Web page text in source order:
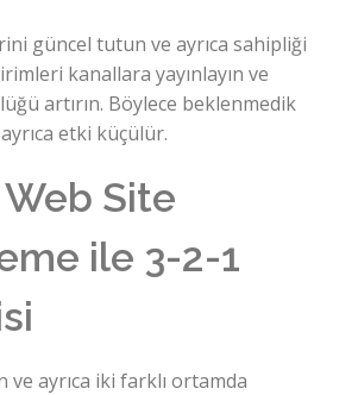
güncel tutun ve ayrıca sahipliği
kanallara yayınlayın ve
artırın. Böylece beklenmedik
etki küçülür.
Site
ile 3-2-1
ve ayrıca iki farklı ortamda